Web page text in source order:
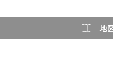
地